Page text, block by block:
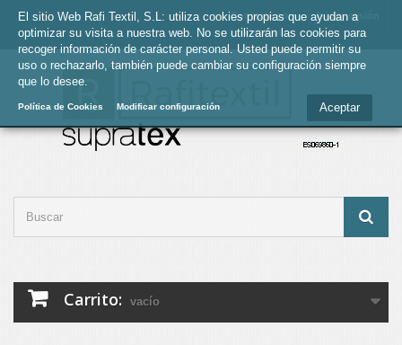
Iniciar sesión
Contacte con
nosotros
Carrito: vacío
El sitio Web Rafi Textil, S.L: utiliza cookies propias que ayudan a
optimizar su visita a nuestra web. No se utilizarán las cookies para
recoger información de carácter personal. Usted puede permitir su
uso o rechazarlo, también puede cambiar su configuración siempre
que lo desee.
Política de Cookies Modificar configuración Aceptar